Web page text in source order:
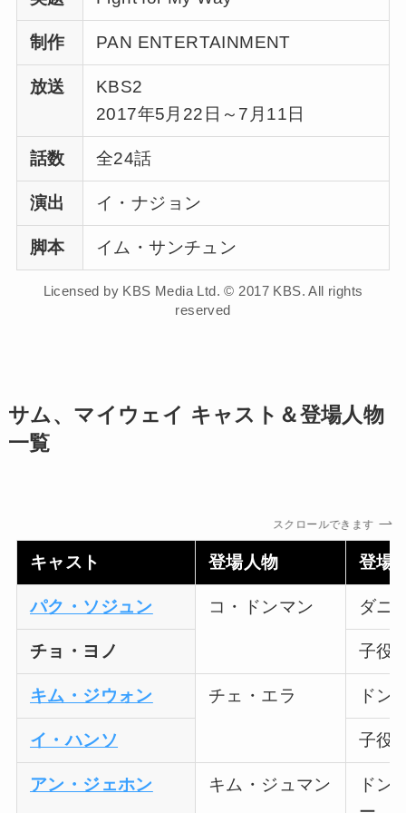
制作 PAN ENTERTAINMENT
放送
KBS2
2017年5月22日～7月11日
話数 全24話
演出 イ・ナジョン
脚本 イム・サンチュン
Licensed by KBS Media Ltd. © 2017 KBS. All rights
reserved
サム、マイウェイ キャスト＆登場人物
一覧
スクロールできます
キャスト 登場人物 登場
パク・ソジュン コ・ドンマン ダニ
チョ・ヨノ 子役
キム・ジウォン チェ・エラ ドン
イ・ハンソ 子役
アン・ジェホン キム・ジュマン
ドン